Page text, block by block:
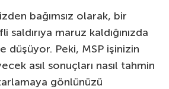
bağımsız olarak, bir
saldırıya maruz kaldığınızda
düşüyor. Peki, MSP işinizin
asıl sonuçları nasıl tahmin
gönlünüzü